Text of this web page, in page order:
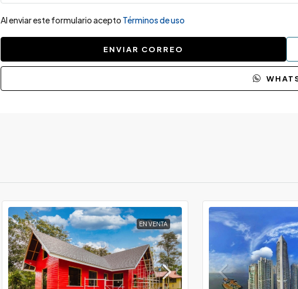
Al enviar este formulario acepto Términos de uso
ENVIAR CORREO
EN VENTA